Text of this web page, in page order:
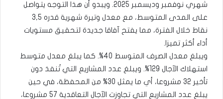
شهري نوفمبر وديسمبر 2025. ويبدو أن هذا التوجه يتواصل
على المدى المتوسط، مع معدل وتيرة شهرية قدره 3,5
نقاط خلال الفترة، مما يفتح آفاقا جديدة لتحقيق مستويات
أداء أكثر تميزا.
ويبلغ معدل الصرف المتوسط 40%. كما يبلغ معدل متوسط
استهلاك الآجال 129%. ويبلغ عدد المشاريع التي تُنفذ دون
تأخير 32 مشروعا، أي ما يمثل 30% من المحفظة، في حين
يبلغ عدد المشاريع التي تجاوزت الآجال التعاقدية 57 مشروعا،